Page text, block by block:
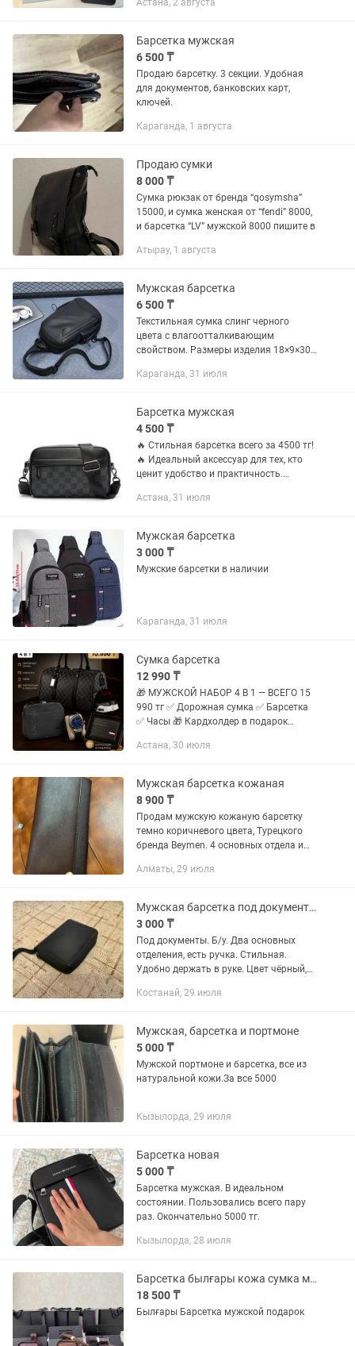
наличии есть футболки мужские.
Астана, 2 августа
Барсетка мужская
6 500 ₸
Продаю барсетку. 3 секции. Удобная
для документов, банковских карт,
ключей.
Караганда, 1 августа
Продаю сумки
8 000 ₸
Сумка рюкзак от бренда “qosymsha”
15000, и сумка женская от “fendi” 8000,
и барсетка “LV” мужской 8000 пишите в
Атырау, 1 августа
Мужская барсетка
6 500 ₸
Текстильная сумка слинг черного
цвета с влагоотталкивающим
свойством. Размеры изделия 18×9×30
отделение на молнии внутри которых
мелких...
Караганда, 31 июля
Барсетка мужская
4 500 ₸
🔥 Стильная барсетка всего за 4500 тг!
🔥 Идеальный аксессуар для тех, кто
ценит удобство и практичность.
подойдет как для повседневного
Астана, 31 июля
Мужская барсетка
3 000 ₸
Мужские барсетки в наличии
Караганда, 31 июля
Сумка барсетка
12 990 ₸
🎁 МУЖСКОЙ НАБОР 4 В 1 — ВСЕГО 15
990 тг ✅ Дорожная сумка ✅ Барсетка
✅ Часы 🎁 Кардхолдер в подарок
подарок мужчине. ✔ Стильный дизайн
Астана, 30 июля
Мужская барсетка кожаная
8 900 ₸
Продам мужскую кожаную барсетку
темно коричневого цвета, Турецкого
бренда Beymen. 4 основных отдела и
замке для мелочи). Качество очень
Алматы, 29 июля
Мужская барсетка под документы чёрная
3 000 ₸
Под документы. Б/у. Два основных
отделения, есть ручка. Стильная.
Удобно держать в руке. Цвет чёрный,
Костанай, 29 июля
Мужская, барсетка и портмоне
5 000 ₸
Мужской портмоне и барсетка, все из
натуральной кожи.За все 5000
Кызылорда, 29 июля
Барсетка новая
5 000 ₸
Барсетка мужская. В идеальном
состоянии. Пользовались всего пару
раз. Окончательно 5000 тг.
Кызылорда, 28 июля
Барсетка былғары кожа сумка мужской подарок
18 500 ₸
Былғары Барсетка мужской подарок